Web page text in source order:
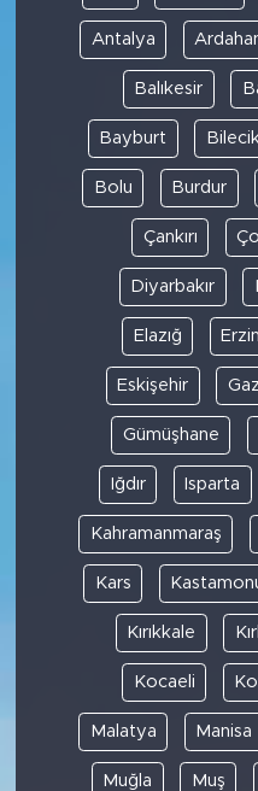
Antalya
Balıkesir
Bayburt
Bolu Burdur
Çankırı
Diyarbakır
Elazığ
Eskişehir
Gümüşhane
Iğdır Isparta
Kahramanmaraş
Kars
Kırıkkale
Kocaeli
Malatya Manisa
Muğla Muş